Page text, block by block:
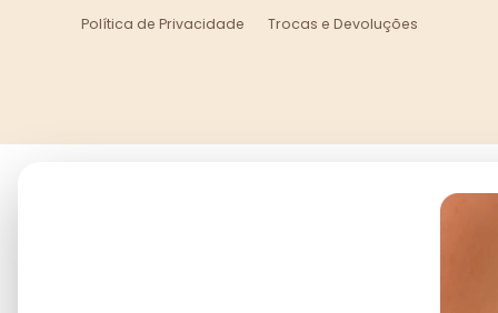
Política de Privacidade
Trocas e Devoluções